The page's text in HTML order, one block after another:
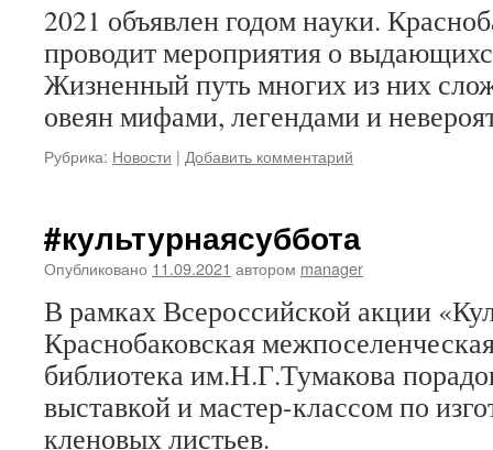
2021 объявлен годом науки.
проводит мероприятия о
Жизненный путь многих из них
овеян мифами, легендами и
Рубрика: Новости | Добавить комментарий
#культурнаясуббота
Опубликовано 11.09.2021 автором manager
В рамках Всероссийской акции
Краснобаковская
библиотека им.Н.Г.Тумакова
выставкой и мастер-классом по
кленовых листьев.